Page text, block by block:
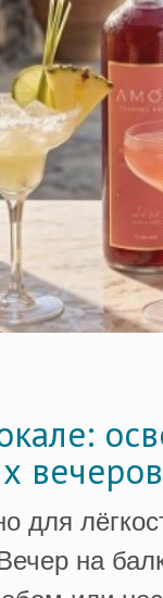
вечеров
для
на